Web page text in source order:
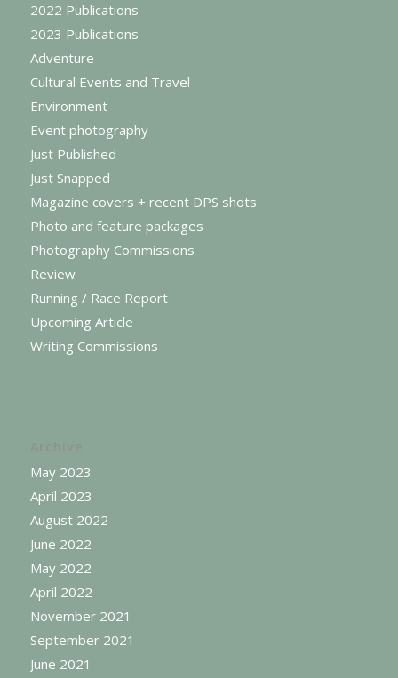
2022 Publications
2023 Publications
Adventure
Cultural Events and Travel
Environment
Event photography
Just Published
Just Snapped
Magazine covers + recent DPS shots
Photo and feature packages
Photography Commissions
Review
Running / Race Report
Upcoming Article
Writing Commissions
May 2023
April 2023
August 2022
June 2022
May 2022
April 2022
November 2021
September 2021
June 2021